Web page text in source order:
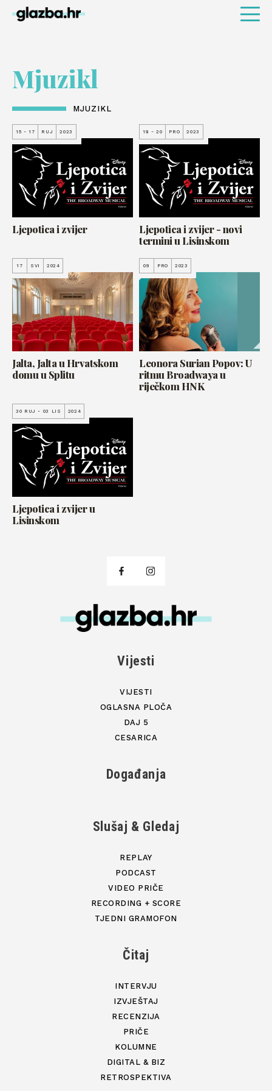
Mjuzikl
MJUZIKL
15 - 17 RUJ 2023
Ljepotica i zvijer
18 - 20 PRO 2023
Ljepotica i zvijer - novi
termini u Lisinskom
17 SVI 2024
Jalta, Jalta u Hrvatskom
domu u Splitu
09 PRO 2023
Leonora Surian Popov: U
ritmu Broadwaya u
riječkom HNK
30 RUJ - 03 LIS 2024
Ljepotica i zvijer u
Lisinskom
Vijesti
VIJESTI
OGLASNA PLOČA
DAJ 5
CESARICA
Događanja
Slušaj & Gledaj
REPLAY
PODCAST
VIDEO PRIČE
RECORDING + SCORE
TJEDNI GRAMOFON
Čitaj
INTERVJU
IZVJEŠTAJ
RECENZIJA
PRIČE
KOLUMNE
DIGITAL & BIZ
RETROSPEKTIVA